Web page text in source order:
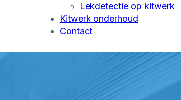
Lekdetectie op kitwerk
Kitwerk onderhoud
Contact